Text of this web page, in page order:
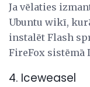
Ja vēlaties
Ubuntu wikī,
instalēt Flash
FireFox sistēmā
4. Iceweasel